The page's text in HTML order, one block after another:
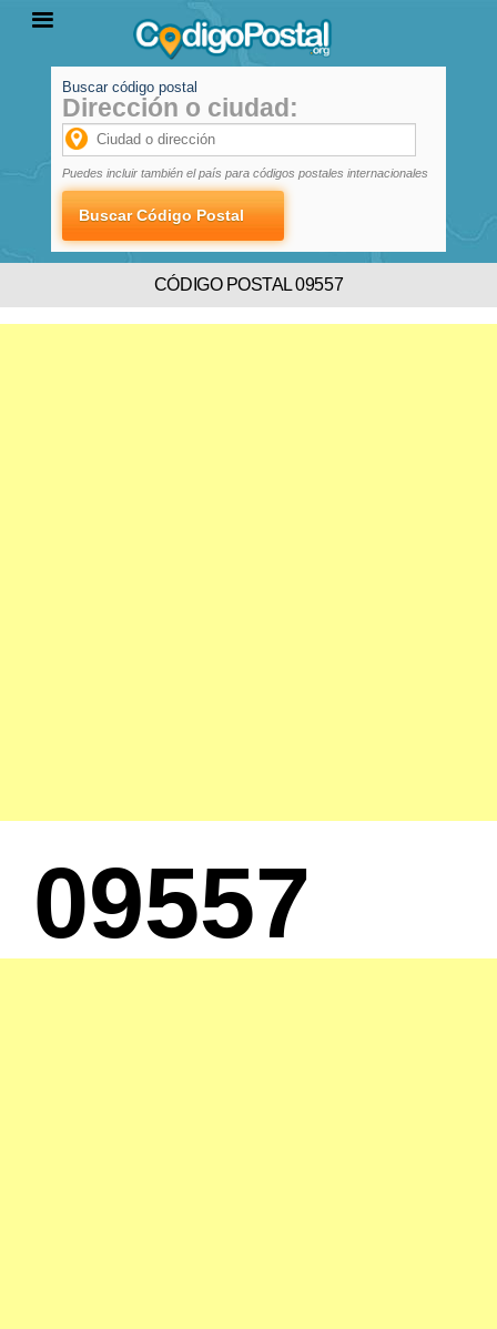
PROVINCIAS
LOCALIDADES
Buscar código postal
Dirección o ciudad:
Puedes incluir también el país para códigos postales internacionales
CÓDIGO POSTAL 09557
09557